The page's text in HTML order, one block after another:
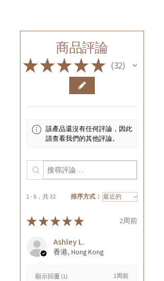
商品評論
★★★★★ 32
32
該產品還沒有任何評論，因此
請查看我們的其他評論。
1 - 6，共 32 排序方式：
★★★★★ 2周前
Ashley L.
香港, Hong Kong
顯示回覆 (1) 1周前